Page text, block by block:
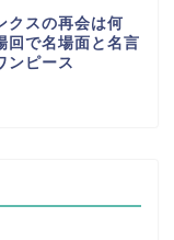
クスの再会は何
回で名場面と名言
ンピース